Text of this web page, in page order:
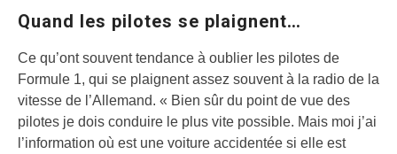
Quand les pilotes se plaignent…
Ce qu’ont souvent tendance à oublier les pilotes de
Formule 1, qui se plaignent assez souvent à la radio de la
vitesse de l’Allemand. « Bien sûr du point de vue des
pilotes je dois conduire le plus vite possible. Mais moi j’ai
l’information où est une voiture accidentée si elle est